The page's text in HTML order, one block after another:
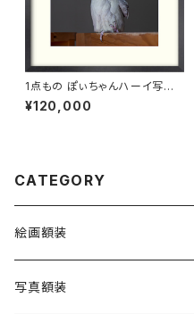
1点もの ぽぃちゃんハーイ写真
［額装］額＋マット付 【M_0010
p】
¥120,000
CATEGORY
絵画額装
Cockatiel Bread Coffee
写真額装